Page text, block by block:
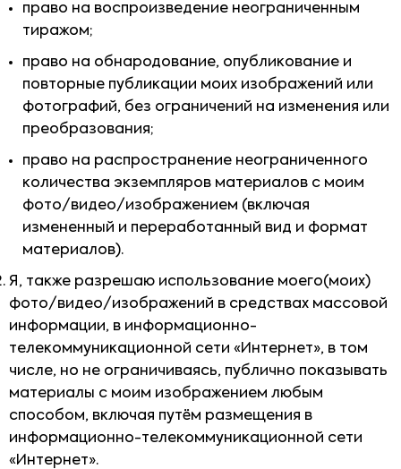
право на воспроизведение неограниченным
тиражом;
право на обнародование, опубликование и
повторные публикации моих изображений или
фотографий, без ограничений на изменения или
преобразования;
право на распространение неограниченного
количества экземпляров материалов с моим
фото/видео/изображением (включая
измененный и переработанный вид и формат
материалов).
Я, также разрешаю использование моего(моих)
фото/видео/изображений в средствах массовой
информации, в информационно-
телекоммуникационной сети «Интернет», в том
числе, но не ограничиваясь, публично показывать
материалы с моим изображением любым
способом, включая путём размещения в
информационно-телекоммуникационной сети
«Интернет».